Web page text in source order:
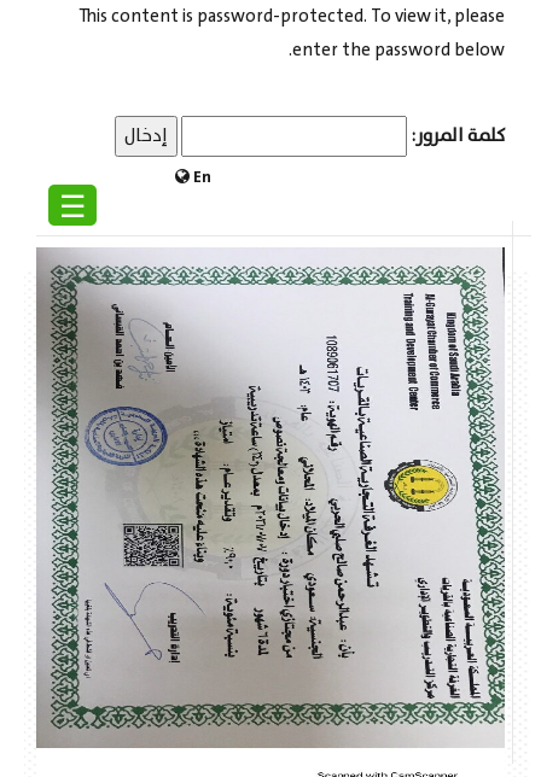
En
☰
This content is password-protected. To view it, please
enter the password below.
كلمة المرور: